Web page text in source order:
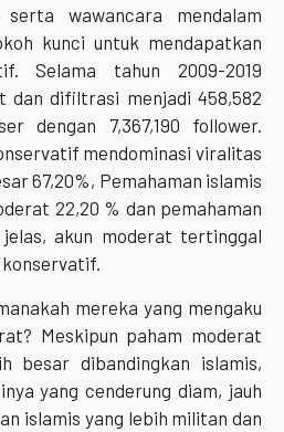
wawancara mendalam
kunci untuk mendapatkan
Selama tahun 2009-2019
dan difiltrasi menjadi 458,582
dengan 7,367,190 follower.
mendominasi viralitas
67,20%, Pemahaman islamis
22,20 % dan pemahaman
akun moderat tertinggal
konservatif.
mereka yang mengaku
Meskipun paham moderat
besar dibandingkan islamis,
yang cenderung diam, jauh
islamis yang lebih militan dan